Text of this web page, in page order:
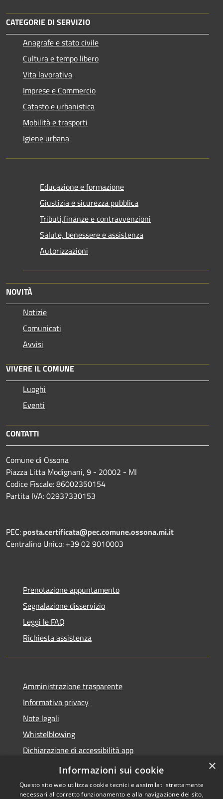
CATEGORIE DI SERVIZIO
Anagrafe e stato civile
Cultura e tempo libero
Vita lavorativa
Imprese e Commercio
Catasto e urbanistica
Mobilità e trasporti
Igiene urbana
Educazione e formazione
Giustizia e sicurezza pubblica
Tributi,finanze e contravvenzioni
Salute, benessere e assistenza
Autorizzazioni
NOVITÀ
Notizie
Comunicati
Avvisi
VIVERE IL COMUNE
Luoghi
Eventi
CONTATTI
Comune di Ossona
Piazza Litta Modignani, 9 - 20002 - MI
Codice Fiscale: 86002350154
Partita IVA: 02937330153
PEC: posta.certificata@pec.comune.ossona.mi.it
Centralino Unico: +39 02 9010003
Prenotazione appuntamento
Segnalazione disservizio
Leggi le FAQ
Richiesta assistenza
Amministrazione trasparente
Informativa privacy
Note legali
Whistelblowing
Dichiarazione di accessibilità app
Dichiarazione di accessibilità sito
×
Informazioni sui cookie
Questo sito web utilizza cookie tecnici e assimilati strettamente
necessari al corretto funzionamento e alla navigazione del sito,